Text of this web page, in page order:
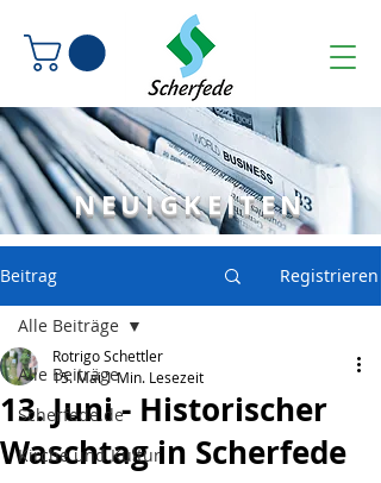
NEUIGKEITEN
Beitrag Registrieren
Alle Beiträge
Scherfede.de
Kirche und Kultur
Alle Beiträge
13. Juni - Historischer
Waschtag in Scherfede
Rotrigo Schettler
15. Mai1 Min. Lesezeit